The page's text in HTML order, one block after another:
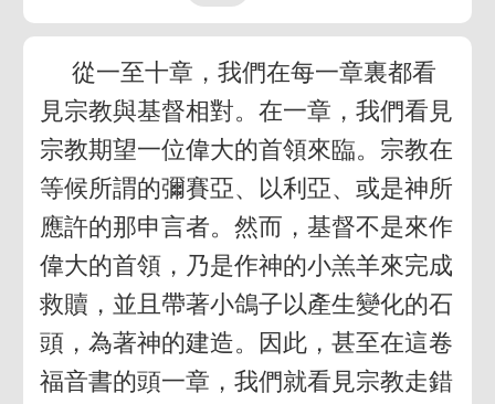
從一至十章，我們在每一章裏都看
見宗教與基督相對。在一章，我們看見
宗教期望一位偉大的首領來臨。宗教在
等候所謂的彌賽亞、以利亞、或是神所
應許的那申言者。然而，基督不是來作
偉大的首領，乃是作神的小羔羊來完成
救贖，並且帶著小鴿子以產生變化的石
頭，為著神的建造。因此，甚至在這卷
福音書的頭一章，我們就看見宗教走錯